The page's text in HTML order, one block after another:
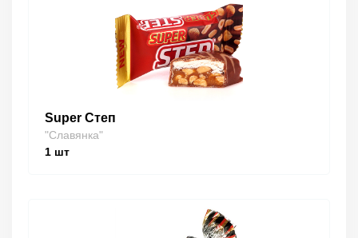
Super Степ
"Славянка"
1 шт